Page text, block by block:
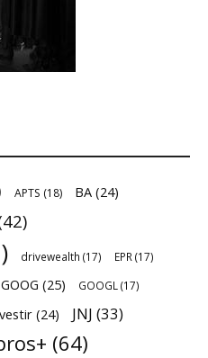
APTS (18) BA (24)
drivewealth (17) EPR(17)
GOOG (25) GOOGL(17)
(24) JNJ (33)
(64)